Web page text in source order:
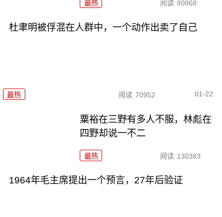
最热 阅读 80868
杜聿明被俘混在人群中，一个动作出卖了自己
最热 阅读 70952 01-22
粟裕在三野有多人不服，林彪在
四野却说一不二
最热 阅读 130383
1964年毛主席提出一个预言，27年后验证